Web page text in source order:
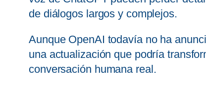
de diálogos largos y complejos.
Aunque OpenAI todavía no ha
una actualización que podría
conversación humana real.